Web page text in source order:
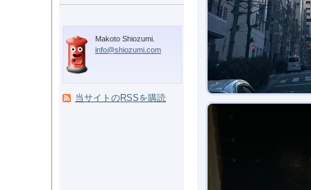
Makoto Shiozumi.
info@shiozumi.com
当サイトのRSSを購読